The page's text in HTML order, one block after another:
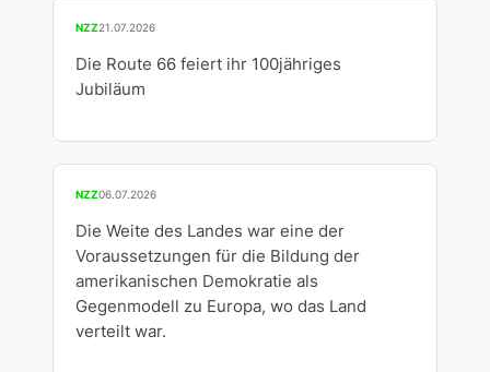
NZZ21.07.2026
Die Route 66 feiert ihr 100jähriges
Jubiläum
NZZ06.07.2026
Die Weite des Landes war eine der
Voraussetzungen für die Bildung der
amerikanischen Demokratie als
Gegenmodell zu Europa, wo das Land
verteilt war.